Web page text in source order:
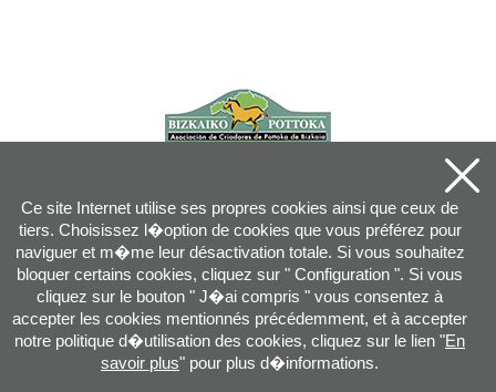
Ce site Internet utilise ses propres cookies ainsi que ceux de
tiers. Choisissez l�option de cookies que vous préférez pour
naviguer et m�me leur désactivation totale. Si vous souhaitez
bloquer certains cookies, cliquez sur " Configuration ". Si vous
cliquez sur le bouton " J�ai compris " vous consentez à
accepter les cookies mentionnés précédemment, et à accepter
notre politique d�utilisation des cookies, cliquez sur le lien "En
savoir plus" pour plus d�informations.